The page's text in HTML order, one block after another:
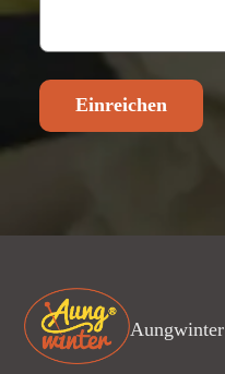
Einreichen
Aungwinter